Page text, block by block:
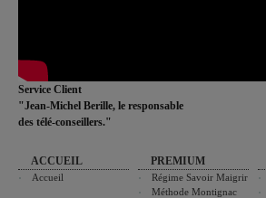
Service Client
"Jean-Michel Berille, le responsable
des télé-conseillers."
ACCUEIL
Accueil
PREMIUM
Régime Savoir Maigrir
Méthode Montignac